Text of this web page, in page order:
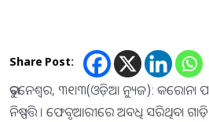
Share Post:
ଭୁବନେଶ୍ୱର, ୩୧ା୩(ଓଡ଼ିଆ ନ୍ୟୁଜ): କରୋନା
ନିଷ୍ପତ୍ତି । ଫେବୃଆରୀରେ ଅବଧି ସରିଥିବା